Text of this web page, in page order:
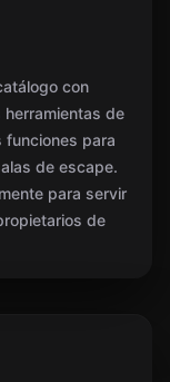
con
herramientas de
funciones para
de escape.
para servir
de